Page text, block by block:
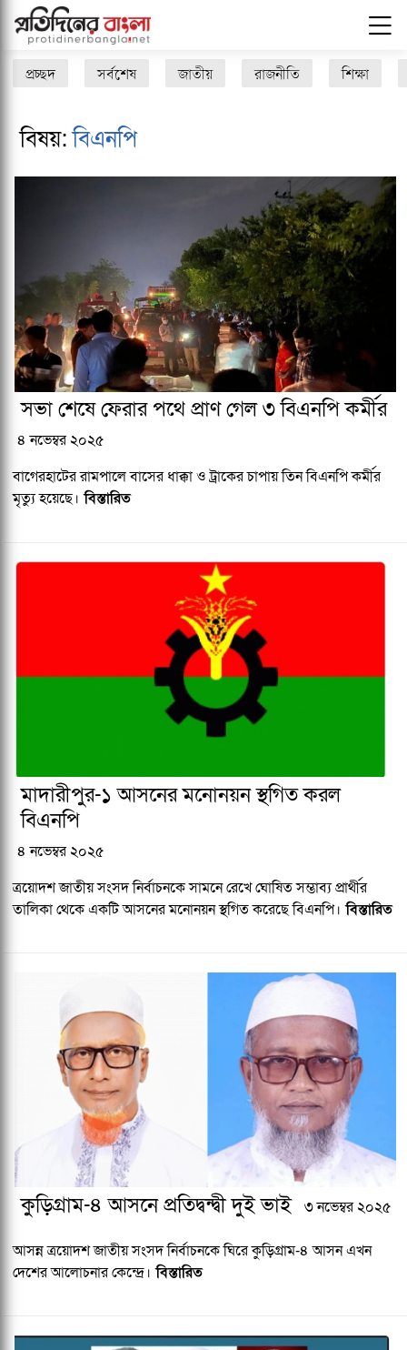
প্রচ্ছদ সর্বশেষ জাতীয় রাজনীতি শিক্ষা
বিষয়: বিএনপি
সভা শেষে ফেরার পথে প্রাণ গেল ৩ বিএনপি কর্মীর
৪ নভেম্বর ২০২৫
বাগেরহাটের রামপালে বাসের ধাক্কা ও ট্রাকের চাপায় তিন বিএনপি কর্মীর
মৃত্যু হয়েছে। বিস্তারিত
মাদারীপুর-১ আসনের মনোনয়ন স্থগিত করল
বিএনপি
৪ নভেম্বর ২০২৫
ত্রয়োদশ জাতীয় সংসদ নির্বাচনকে সামনে রেখে ঘোষিত সম্ভাব্য প্রার্থীর
তালিকা থেকে একটি আসনের মনোনয়ন স্থগিত করেছে বিএনপি। বিস্তারিত
কুড়িগ্রাম-৪ আসনে প্রতিদ্বন্দ্বী দুই ভাই ৩ নভেম্বর ২০২৫
আসন্ন ত্রয়োদশ জাতীয় সংসদ নির্বাচনকে ঘিরে কুড়িগ্রাম-৪ আসন এখন
দেশের আলোচনার কেন্দ্রে। বিস্তারিত